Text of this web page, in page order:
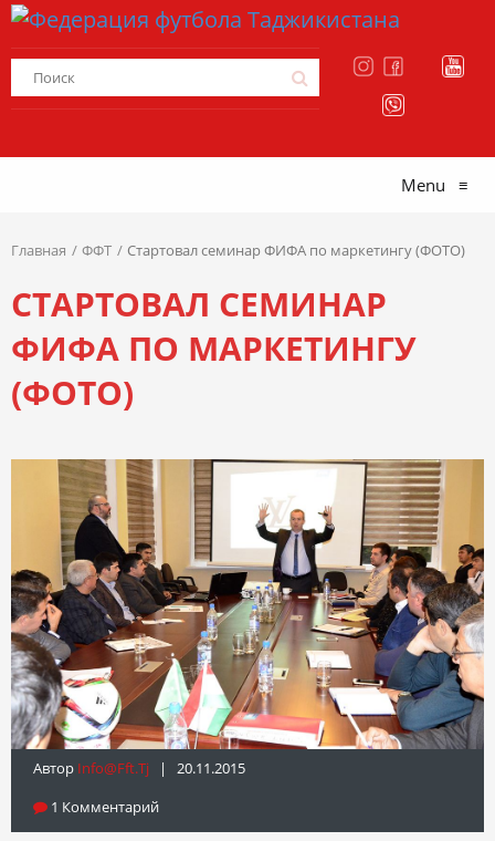
Menu ≡
Главная ФФТ Стартовал семинар ФИФА по маркетингу (ФОТО)
СТАРТОВАЛ СЕМИНАР
ФИФА ПО МАРКЕТИНГУ
(ФОТО)
Автор Info@fft.tj | 20.11.2015
1 Комментарий